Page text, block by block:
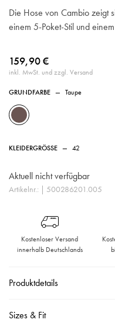
Die Hose von Cambio zeigt
einem 5-Poket-Stil und
159,90 €
inkl. MwSt. und zzgl. Versand
GRUNDFARBE — Taupe
KLEIDERGRÖSSE — 42
Aktuell nicht verfügbar
Artikelnr.: | 500286201.005
Kostenloser Versand
innerhalb Deutschlands
Produktdetails
Sizes & Fit